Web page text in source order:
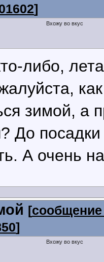
]
Вхожу во вкус
либо,
зимой, а
До
А очень
[сообщение
]
Вхожу во вкус